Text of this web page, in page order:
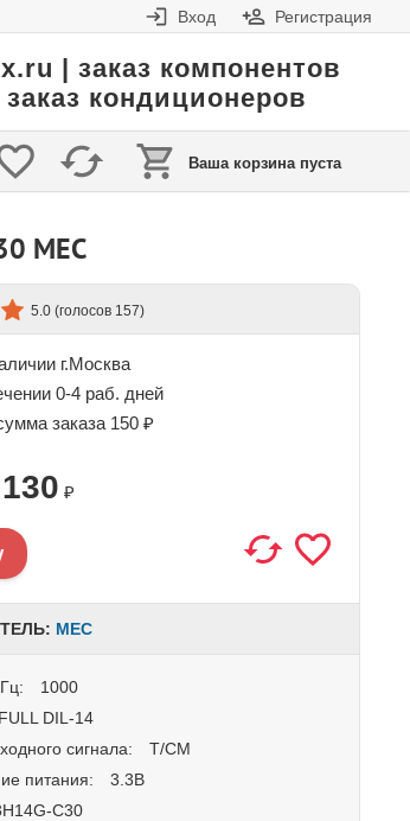
Вход Регистрация
| заказ компонентов
кондиционеров
Ваша корзина пуста
MEC
5.0 (голосов 157)
г.Москва
0-4 раб. дней
заказа 150 ₽
130 ₽
MEC
1000
FULL DIL-14
сигнала:
T/CM
питания:
3.3В
C30